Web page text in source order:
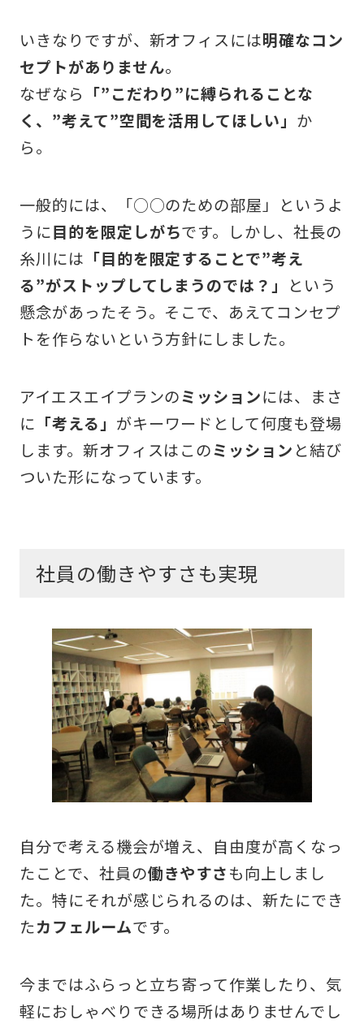
いきなりですが、新オフィスには明確なコン
セプトがありません。
なぜなら 「”こだわり”に縛られることな
く、”考えて”空間を活用してほしい」 か
ら。
一般的には、「○○のための部屋」というよ
うに目的を限定しがちです。しかし、社長の
糸川には 「目的を限定することで”考え
る”がストップしてしまうのでは？」
という
懸念があったそう。そこで、あえてコンセプ
トを作らないという方針にしました。
アイエスエイプランのミッションには、まさ
に 「考える」 がキーワードとして何度も登場
します。新オフィスはこのミッション と結び
ついた形になっています。
社員の働きやすさも実現
自分で考える機会が増え、自由度が高くなっ
たことで、社員の働きやすさも向上しまし
た。特にそれが感じられるのは、新たにでき
たカフェルームです。
今まではふらっと立ち寄って作業したり、気
軽におしゃべりできる場所はありませんでし